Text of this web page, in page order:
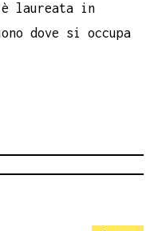
è laureata in
dove si occupa